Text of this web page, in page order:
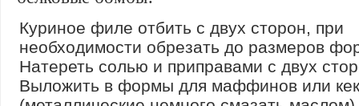
Куриное филе отбить с двух сторон, при
необходимости обрезать до размеров
Натереть солью и приправами с двух
Выложить в формы для маффинов или